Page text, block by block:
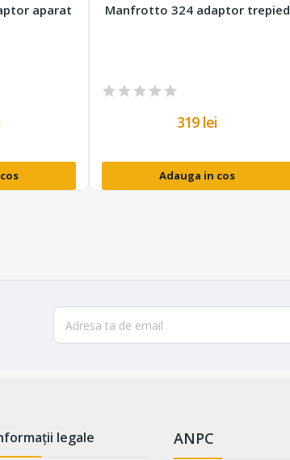
aparat
Manfrotto 324 adaptor trepied
319 lei
Adauga in cos
legale ANPC